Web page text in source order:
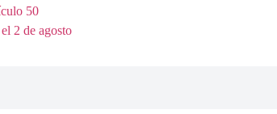
50
2 de agosto